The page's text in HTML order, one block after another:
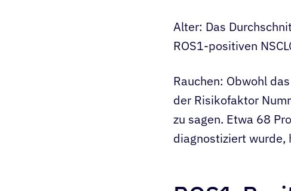
Alter: Das
ROS1-positiven
Rauchen: Obwohl
der Risikofaktor
zu sagen. Etwa 68
diagnostiziert wurde,